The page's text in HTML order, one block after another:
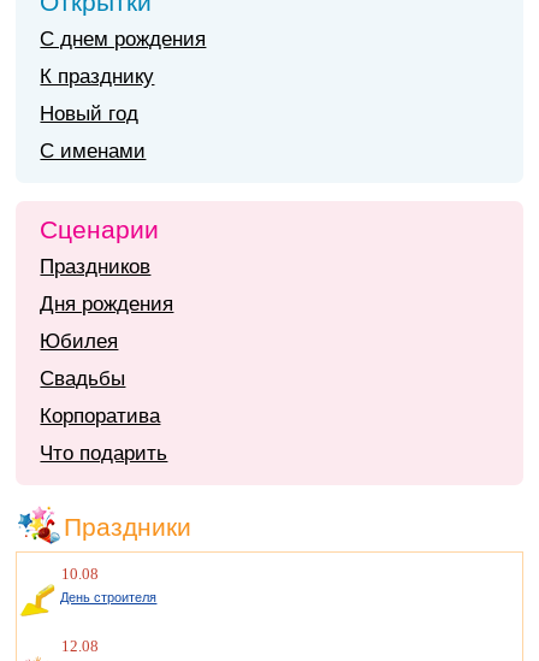
С днем рождения
К празднику
Новый год
С именами
Сценарии
Праздников
Дня рождения
Юбилея
Свадьбы
Корпоратива
Что подарить
Праздники
10.08
День строителя
12.08